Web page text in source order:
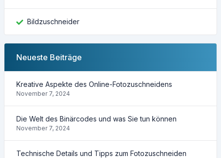
Bildzuschneider
Neueste Beiträge
Kreative Aspekte des Online-Fotozuschneidens
November 7, 2024
Die Welt des Binärcodes und was Sie tun können
November 7, 2024
Technische Details und Tipps zum Fotozuschneiden